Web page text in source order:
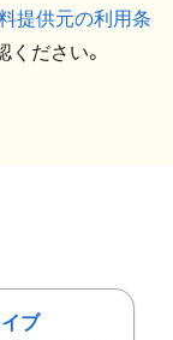
提供元の利用条
ください。
ブ